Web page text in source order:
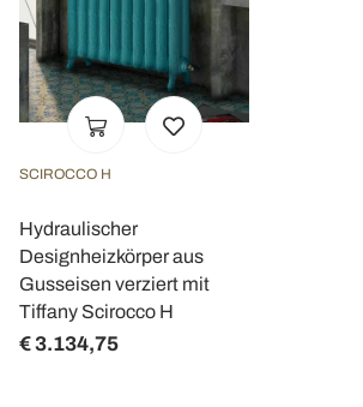
SCIROCCO H
Hydraulischer
Designheizkörper aus
Gusseisen verziert mit
Tiffany Scirocco H
€ 3.134,75